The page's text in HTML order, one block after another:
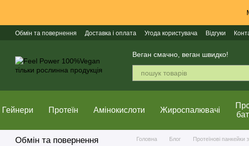
Обмін та повернення Доставка і оплата Угода користувача Відгуки
Веган смачно, веган швидко!
Гейнери Протеїн Амінокислоти Жироспалювачі
Головна Блог Протеїнові
Обмін та повернення